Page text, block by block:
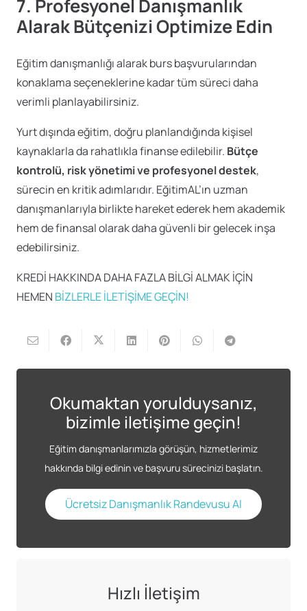
7. Profesyonel Danışmanlık
Alarak Bütçenizi Optimize Edin
Eğitim danışmanlığı alarak burs başvurularından
konaklama seçeneklerine kadar tüm süreci daha
verimli planlayabilirsiniz.
Yurt dışında eğitim, doğru planlandığında kişisel
kaynaklarla da rahatlıkla finanse edilebilir. Bütçe
kontrolü, risk yönetimi ve profesyonel destek,
sürecin en kritik adımlarıdır. EğitimAL’ın uzman
danışmanlarıyla birlikte hareket ederek hem akademik
hem de finansal olarak daha güvenli bir gelecek inşa
edebilirsiniz.
KREDİ HAKKINDA DAHA FAZLA BİLGİ ALMAK İÇİN
HEMEN BİZLERLE İLETİŞİME GEÇİN!
Okumaktan yorulduysanız,
bizimle iletişime geçin!
Eğitim danışmanlarımızla görüşün, hizmetlerimiz
hakkında bilgi edinin ve başvuru sürecinizi başlatın.
Ücretsiz Danışmanlık Randevusu Al
Hızlı İletişim